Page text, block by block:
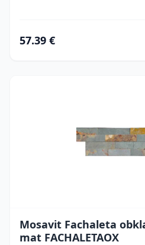
57.39 €
Mosavit Fachaleta
mat FACHALETAOX